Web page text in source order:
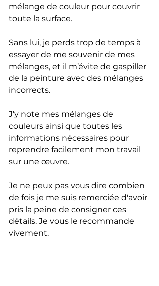
mélange de couleur pour couvrir
toute la surface.
Sans lui, je perds trop de temps à
essayer de me souvenir de mes
mélanges, et il m’évite de gaspiller
de la peinture avec des mélanges
incorrects.
J'y note mes mélanges de
couleurs ainsi que toutes les
informations nécessaires pour
reprendre facilement mon travail
sur une œuvre.
Je ne peux pas vous dire combien
de fois je me suis remerciée d'avoir
pris la peine de consigner ces
détails. Je vous le recommande
vivement.